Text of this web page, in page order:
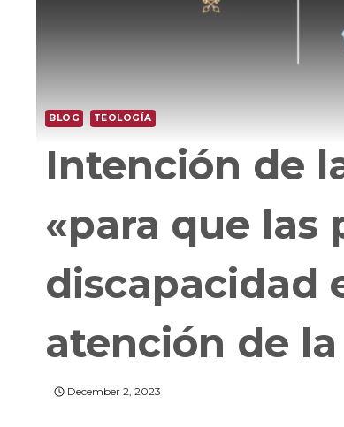
BLOG TEOLOGÍA
Intención de
«para que las
discapacidad
atención de
December 2, 2023